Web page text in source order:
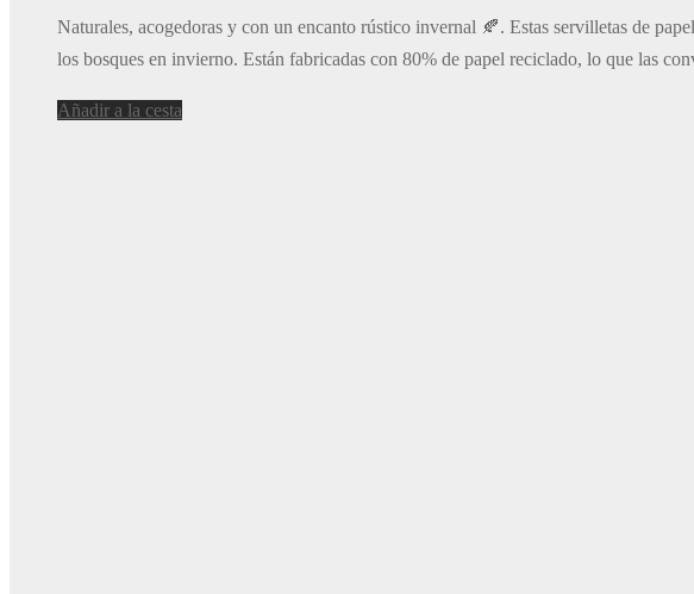
Naturales, acogedoras y con un encanto rústico invernal 🍂. Estas servilletas de
los bosques en invierno. Están fabricadas con 80% de papel reciclado, lo que las
Añadir a la cesta